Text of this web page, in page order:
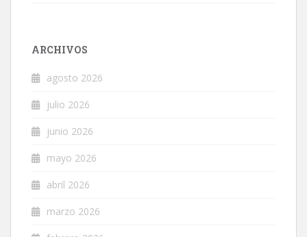
ARCHIVOS
agosto 2026
julio 2026
junio 2026
mayo 2026
abril 2026
marzo 2026